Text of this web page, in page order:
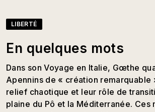
LIBERTÉ
En quelques mots
Dans son Voyage en Italie, Gœthe
Apennins de « création remarquable
relief chaotique et leur rôle de
plaine du Pô et la Méditerranée. Ces